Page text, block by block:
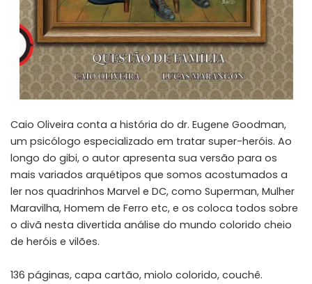
Caio Oliveira conta a história do dr. Eugene Goodman,
um psicólogo especializado em tratar super-heróis. Ao
longo do gibi, o autor apresenta sua versão para os
mais variados arquétipos que somos acostumados a
ler nos quadrinhos Marvel e DC, como Superman, Mulher
Maravilha, Homem de Ferro etc, e os coloca todos sobre
o divã nesta divertida análise do mundo colorido cheio
de heróis e vilões.
136 páginas, capa cartão, miolo colorido, couchê.